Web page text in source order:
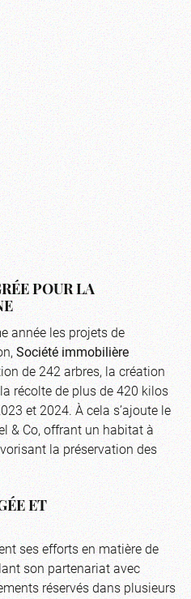
POUR LA
année les projets de
Société immobilière
de 242 arbres, la création
récolte de plus de 420 kilos
et 2024. À cela s’ajoute le
& Co, offrant un habitat à
la préservation des
ET
ses efforts en matière de
son partenariat avec
réservés dans plusieurs